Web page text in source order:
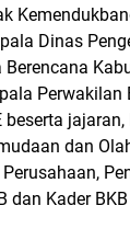
Dinas
Perwakilan
beserta
dan
dan Kader